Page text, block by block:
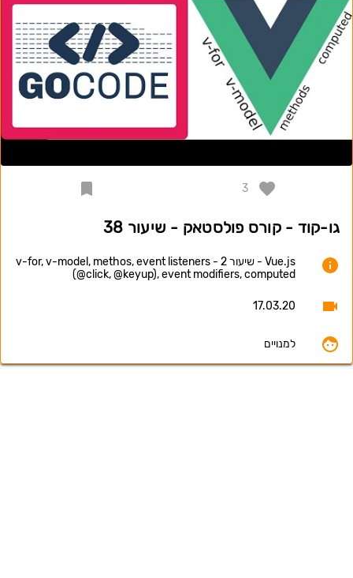
3
גו-קוד - קורס פולסטאק - שיעור 38
Vue.js - שיעור 2 - v-for, v-model, methos, event listeners
(@click, @keyup), event modifiers, computed
17.03.20
למנויים